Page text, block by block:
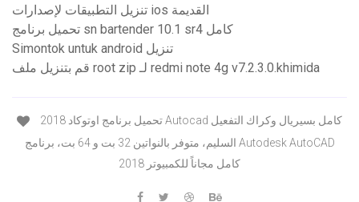
تنزيل التطبيقات لإصدارات ios القديمة
تحميل برنامج sn bartender 10.1 sr4 كامل
Simontok untuk android تنزيل
قم بتنزيل ملف root zip لـ redmi note 4g v7.2.3.0.khimida
السليم، متوفر بالنواتين 32 بت و 64 بت، برنامج Autodesk AutoCAD
2018 كامل مجاناً للكمبيوتر